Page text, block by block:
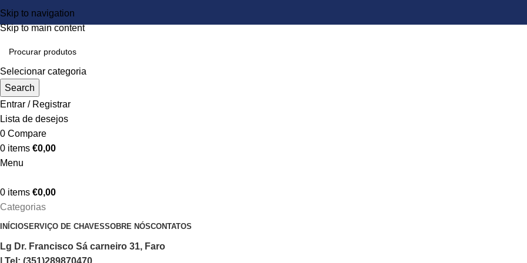
Skip to navigation
Skip to main content
Selecionar categoria
Search
Entrar / Registrar
Lista de desejos
0 Compare
0 items €0,00
Menu
0 items €0,00
Categorias
INÍCIOSERVIÇO DE CHAVESSOBRE NÓSCONTATOS
Lg Dr. Francisco Sá carneiro 31, Faro
| Tel: (351)289870470